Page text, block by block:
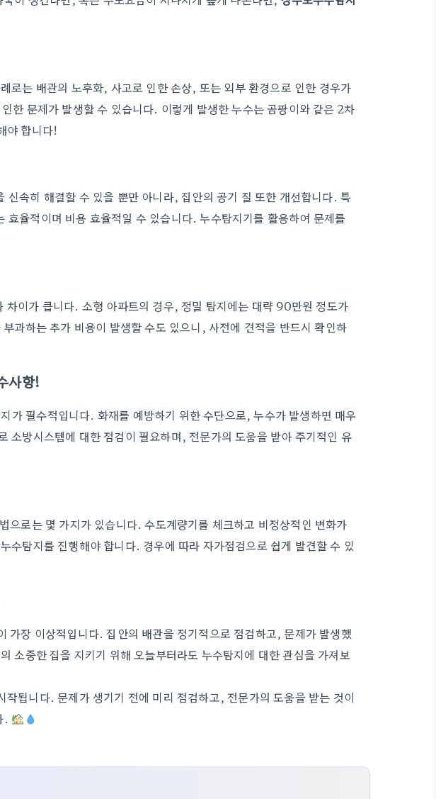
로는 배관의 노후화, 사고로 인한 손상, 또는 외부 환경으로 인한 경우가
한 문제가 발생할 수 있습니다. 이렇게 발생한 누수는 곰팡이와 같은 2차
야 합니다!
신속히 해결할 수 있을 뿐만 아니라, 집안의 공기 질 또한 개선합니다. 특
효율적이며 비용 효율적일 수 있습니다. 누수탐지기를 활용하여 문제를
차이가 큽니다. 소형 아파트의 경우, 정밀 탐지에는 대략 90만원 정도가
과하는 추가 비용이 발생할 수도 있으니, 사전에 견적을 반드시 확인하
사항!
가 필수적입니다. 화재를 예방하기 위한 수단으로, 누수가 발생하면 매우
소방시스템에 대한 점검이 필요하며, 전문가의 도움을 받아 주기적인 유
으로는 몇 가지가 있습니다. 수도계량기를 체크하고 비정상적인 변화가
수탐지를 진행해야 합니다. 경우에 따라 자가점검으로 쉽게 발견할 수 있
가장 이상적입니다. 집안의 배관을 정기적으로 점검하고, 문제가 발생했
소중한 집을 지키기 위해 오늘부터라도 누수탐지에 대한 관심을 가져보
작됩니다. 문제가 생기기 전에 미리 점검하고, 전문가의 도움을 받는 것이
.